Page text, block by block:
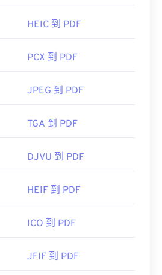
HEIC 到 PDF
PCX 到 PDF
JPEG 到 PDF
TGA 到 PDF
DJVU 到 PDF
HEIF 到 PDF
ICO 到 PDF
JFIF 到 PDF